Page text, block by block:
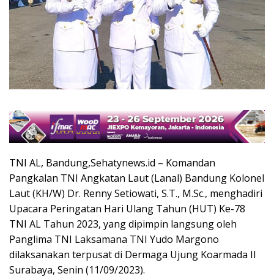
TNI AL, Bandung,Sehatynews.id – Komandan
Pangkalan TNI Angkatan Laut (Lanal) Bandung Kolonel
Laut (KH/W) Dr. Renny Setiowati, S.T., M.Sc., menghadiri
Upacara Peringatan Hari Ulang Tahun (HUT) Ke-78
TNI AL Tahun 2023, yang dipimpin langsung oleh
Panglima TNI Laksamana TNI Yudo Margono
dilaksanakan terpusat di Dermaga Ujung Koarmada II
Surabaya, Senin (11/09/2023).